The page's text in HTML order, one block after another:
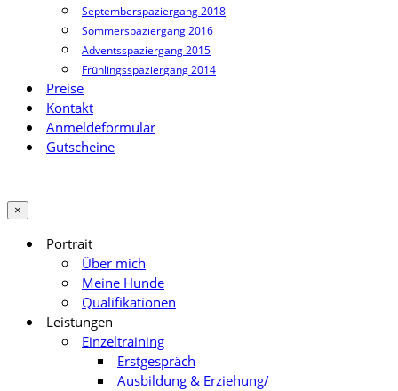
Septemberspaziergang 2018
Sommerspaziergang 2016
Adventsspaziergang 2015
Frühlingsspaziergang 2014
Preise
Kontakt
Anmeldeformular
Gutscheine
×
Portrait
Über mich
Meine Hunde
Qualifikationen
Leistungen
Einzeltraining
Erstgespräch
Ausbildung & Erziehung/